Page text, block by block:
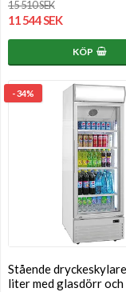
15 510 SEK
11 544 SEK
KÖP
- 34%
Stående
liter med glasdörr och